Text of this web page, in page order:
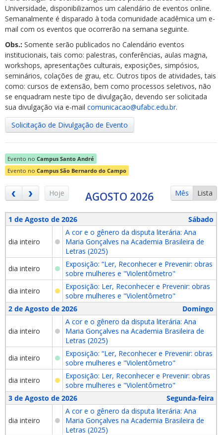
Universidade, disponibilizamos um calendário de eventos online.
Semanalmente é disparado à toda comunidade acadêmica um e-
mail com os eventos que ocorrerão na semana seguinte.
Obs.: Somente serão publicados no Calendário eventos
institucionais, tais como: palestras, conferências, aulas magna,
workshops, apresentações culturais, exposições, simpósios,
seminários, colações de grau, etc. Outros tipos de atividades, tais
como: cursos de extensão, bem como processos seletivos, não
se enquadram neste tipo de divulgação, devendo ser solicitada
sua divulgação via e-mail comunicacao@ufabc.edu.br.
Solicitação de Divulgação de Evento
Evento no Campus Santo André
Evento no Campus São Bernardo do Campo
Hoje Mês Lista
AGOSTO 2026
1 de Agosto de 2026 Sábado
dia inteiro
A cor e o gênero da disputa literária: Ana
Maria Gonçalves na Academia Brasileira de
Letras (2025)
dia inteiro
Exposição: “Ler, Reconhecer e Prevenir: obras
sobre mulheres e "Violentômetro"
dia inteiro
Exposição: Ler, Reconhecer e Prevenir: obras
sobre mulheres e "Violentômetro"
2 de Agosto de 2026
Domingo
dia inteiro
A cor e o gênero da disputa literária: Ana
Maria Gonçalves na Academia Brasileira de
Letras (2025)
dia inteiro
Exposição: “Ler, Reconhecer e Prevenir: obras
sobre mulheres e "Violentômetro"
dia inteiro
Exposição: Ler, Reconhecer e Prevenir: obras
sobre mulheres e "Violentômetro"
3 de Agosto de 2026
Segunda-feira
dia inteiro
A cor e o gênero da disputa literária: Ana
Maria Gonçalves na Academia Brasileira de
Letras (2025)